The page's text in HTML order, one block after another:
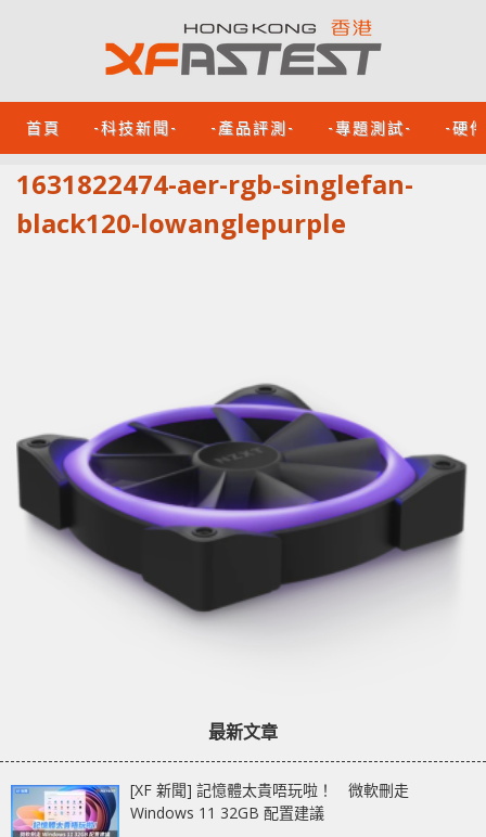
首頁 -科技新聞- -產品評測- -專題測試- -硬
1631822474-aer-rgb-singlefan-
black120-lowanglepurple
最新文章
[XF 新聞] 記憶體太貴唔玩啦！ 微軟刪走
Windows 11 32GB 配置建議